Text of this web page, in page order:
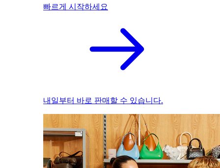
빠르게 시작하세요
내일부터 바로 판매할 수 있습니다.